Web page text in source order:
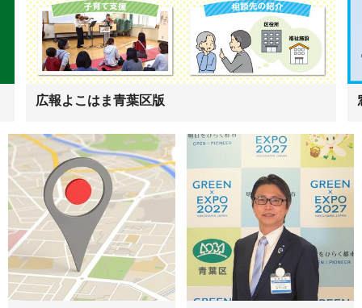
広報よこはま青葉区版